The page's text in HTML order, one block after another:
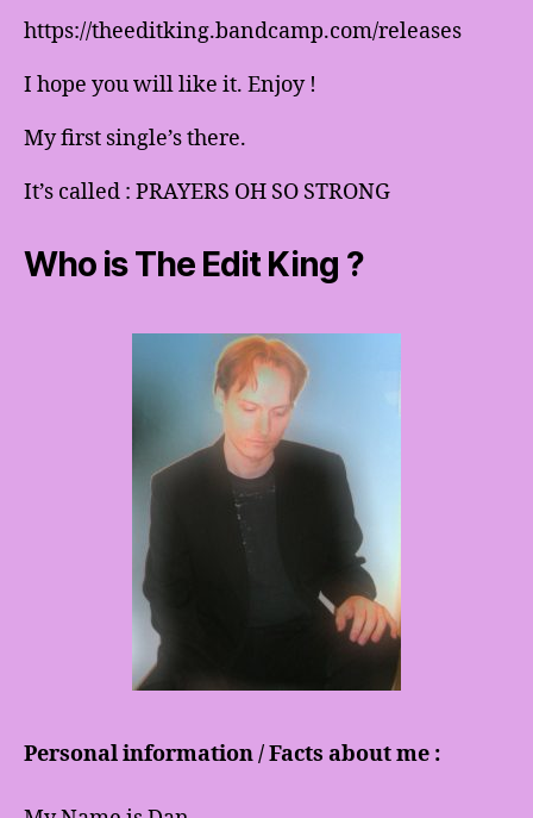
https://theeditking.bandcamp.com/releases
I hope you will like it. Enjoy !
My first single’s there.
It’s called : PRAYERS OH SO STRONG
Who is The Edit King ?
Personal information / Facts about me :